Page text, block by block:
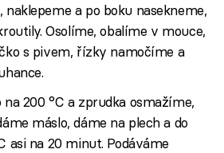
naklepeme a po boku nasekneme,
Osolíme, obalíme v mouce,
s pivem, řízky namočíme a
na 200 °C a zprudka osmažíme,
máslo, dáme na plech a do
asi na 20 minut. Podáváme